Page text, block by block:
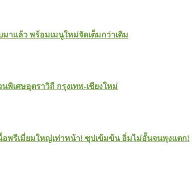
มาแล้ว พร้อมเมนูใหม่จัดเต็มกว่าเดิม
พิเศษอุตราวิถี กรุงเทพ-เชียงใหม่
นื้อพรีเมี่ยมใหญ่เท่าหน้า! ซุปเข้มข้น อิ่มไม่อั้นจนพุงแตก!